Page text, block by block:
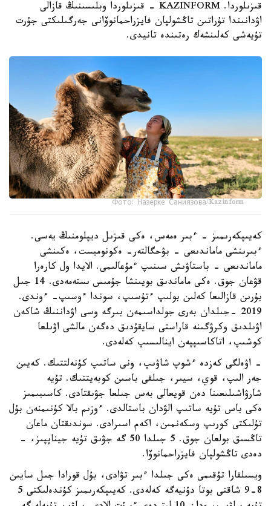
قىزىلوردا. KAZINFORM - قىزىلوردا وبلىسىنىڭ قازالى
اۋدانىندا تۇراتىن تاڭشولپان فايزراحمانوۆانى جەرگىلىكتى جۇرت
تۇيەشى كەلىنشەك رەتىندە تانيدى.
Фото: Назерке Саниязова/Kazinform
كەيىپكەرىمىز - ءبىر ەمەس، ەكى قىزىل ديپلومنىڭ يەسى.
ءبىرىنشى ماماندىعى - بۋحگالتەر- ەكونوميست، ەكىنشى
ماماندىعى - باستاۋىش سىنىپ ءمۇعالىمى. الايدا ول كارەرا
قۋعان جوق. ەكى ماماندىق بويىنشا جۇمىس ىستەمەدى. 14 جىل
بۇرىن قازالىعا كەلىن بولىپ ءتۇسىپ، سوندا ءوسىپ- ءوندى.
2019 -جىلدان بەرى جولداسىمەن بىرگە وسى اۋداننىڭ شاكەن
اۋىلدىق وكرۋگىنە قاراستى سايقۇدىق دەگەن مالشى اۋىلعا
كوشىپ، اتاكاسىپپەن اينالىسىپ كەلەدى.
- اۋەلگى كەزدە ءشوپ شاۋىپ، ونى ساتىپ كۇنەلتتىك. كەيىن
جەر الىپ، قوي، سيىر، جىلقى باسىن كوبەيتتىك. تۇيە
شارۋاشىلىعىنا دەن قويعالى بەس جىلعا جۋىقتادى. كاسىبىمىز
ەكى باس تۇيە ساتىپ الۋدان باستالدى. ءوزىم بالا كۇنىمنەن بۇل
تۇلىكتى كورىپ وسكەنمىن، اكەم اسىرادى. سوندىقتان ماعان
تاڭسىق بولعان جوق. 5 جىلدا 50 گە جۋىق تۇيە جيناپپىز، -
دەدى تاڭشولپان فايزراحمانوۆا.
ويسىلقارا تۇقىمى ەكى جىلدا ءبىر تۋادى، بۇل قورادا جىل سايىن
8-9 شاقتى بوتا دۇنيەگە كەلەدى. كەيىپكەرىمىز كۇندەلىكتى 5